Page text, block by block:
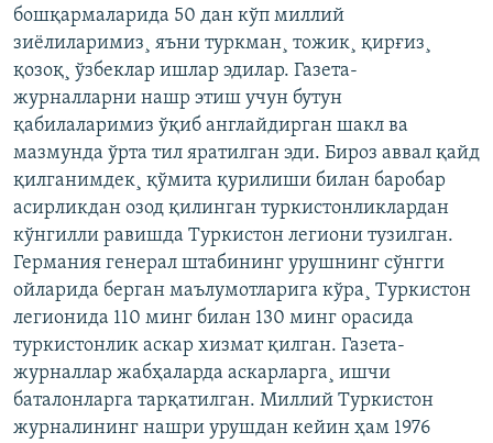
бошқармаларида 50 дан кўп миллий
зиëлиларимиз¸ яъни туркман¸ тожик¸ қирғиз¸
қозоқ¸ ўзбеклар ишлар эдилар. Газета-
журналларни нашр этиш учун бутун
қабилаларимиз ўқиб англайдирган шакл ва
мазмунда ўрта тил яратилган эди. Бироз аввал қайд
қилганимдек¸ қўмита қурилиши билан баробар
асирликдан озод қилинган туркистонликлардан
кўнгилли равишда Туркистон легиони тузилган.
Германия генерал штабининг урушнинг сўнгги
ойларида берган маълумотларига кўра¸ Туркистон
легионида 110 минг билан 130 минг орасида
туркистонлик аскар хизмат қилган. Газета-
журналлар жабҳаларда аскарларга¸ ишчи
баталонларга тарқатилган. Миллий Туркистон
журналининг нашри урушдан кейин ҳам 1976